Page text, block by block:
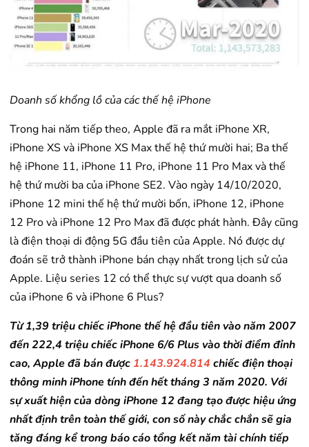
Doanh số khổng lồ của các thế hệ iPhone
Trong hai năm tiếp theo, Apple đã ra mắt iPhone XR,
iPhone XS và iPhone XS Max thế hệ thứ mười hai; Ba thế
hệ iPhone 11, iPhone 11 Pro, iPhone 11 Pro Max và thế
hệ thứ mười ba của iPhone SE2. Vào ngày 14/10/2020,
iPhone 12 mini thế hệ thứ mười bốn, iPhone 12, iPhone
12 Pro và iPhone 12 Pro Max đã được phát hành. Đây cũng
là điện thoại di động 5G đầu tiên của Apple. Nó được dự
đoán sẽ trở thành iPhone bán chạy nhất trong lịch sử của
Apple. Liệu series 12 có thể thực sự vượt qua doanh số
của iPhone 6 và iPhone 6 Plus?
Từ 1,39 triệu chiếc iPhone thế hệ đầu tiên vào năm 2007
đến 222,4 triệu chiếc iPhone 6/6 Plus vào thời điểm đỉnh
cao, Apple đã bán được 1.143.924.814 chiếc điện thoại
thông minh iPhone tính đến hết tháng 3 năm 2020. Với
sự xuất hiện của dòng iPhone 12 đang tạo được hiệu ứng
nhất định trên toàn thế giới, con số này chắc chắn sẽ gia
tăng đáng kể trong báo cáo tổng kết năm tài chính tiếp